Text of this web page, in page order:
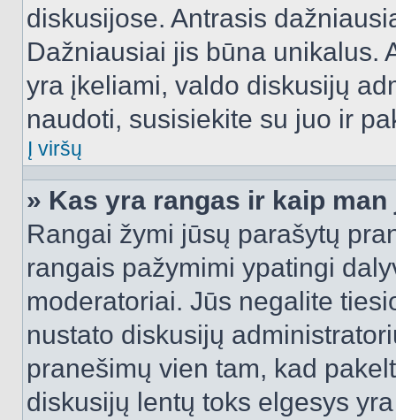
diskusijose. Antrasis
Dažniausiai jis būna unikalus.
yra įkeliami, valdo diskusijų
naudoti, susisiekite su juo ir
Į viršų
» Kas yra rangas ir kaip
Rangai žymi jūsų parašytų
rangais pažymimi ypatingi
moderatoriai. Jūs negalite
nustato diskusijų
pranešimų vien tam, kad
diskusijų lentų toks elgesys